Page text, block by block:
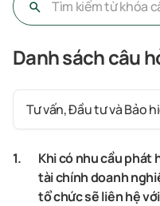
Danh sách câu
Tư vấn, Đầu tư và Bảo
1.
Khi có nhu cầu phát
tài chính doanh
tổ chức sẽ liên hệ